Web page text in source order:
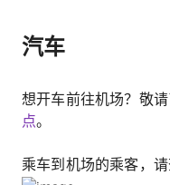
汽车
想开车前往机场？敬
点。
乘车到机场的乘客，